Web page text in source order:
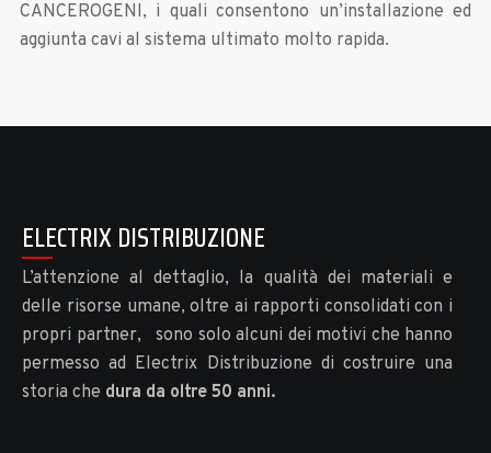
CANCEROGENI, i quali consentono un’installazione ed
aggiunta cavi al sistema ultimato molto rapida.
ELECTRIX DISTRIBUZIONE
L’attenzione al dettaglio, la qualità dei materiali e
delle risorse umane, oltre ai rapporti consolidati con i
propri partner, sono solo alcuni dei motivi che hanno
permesso ad Electrix Distribuzione di costruire una
storia che dura da oltre 50 anni.